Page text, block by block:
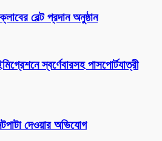
বেল্ট প্রদান অনুষ্ঠান
স্বর্ণেবারসহ পাসপোর্টযাত্রী
দেওয়ার অভিযোগ